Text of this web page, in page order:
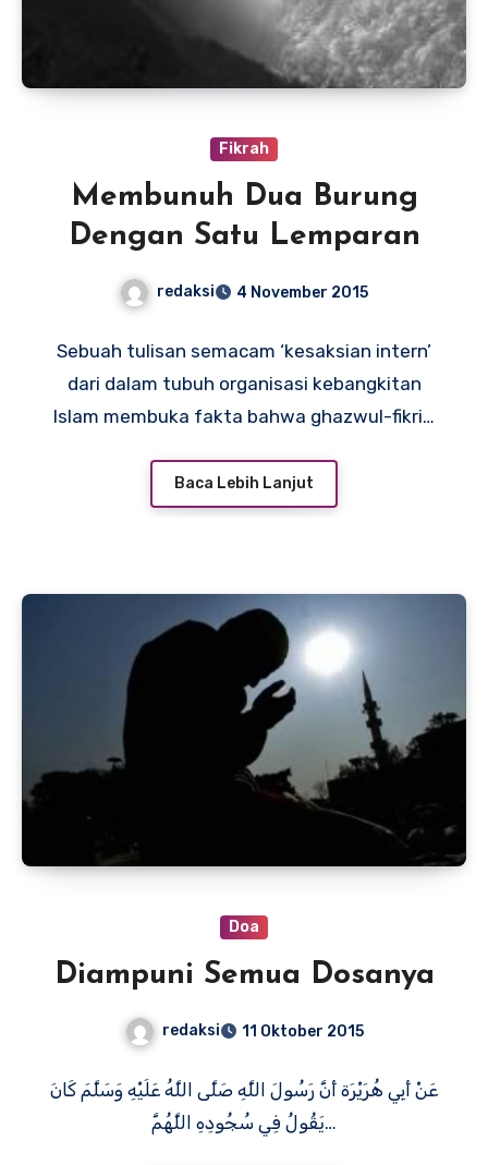
Fikrah
Membunuh Dua Burung
Dengan Satu Lemparan
redaksi 4 November 2015
Sebuah tulisan semacam ‘kesaksian intern’
dari dalam tubuh organisasi kebangkitan
Islam membuka fakta bahwa ghazwul-fikri…
Baca Lebih Lanjut
Doa
Diampuni Semua Dosanya
redaksi 11 Oktober 2015
عَنْ أَبِي هُرَيْرَة أَنَّ رَسُولَ اللَّهِ صَلَّى اللَّهُ عَلَيْهِ وَسَلَّمَ كَانَ
يَقُولُ فِي سُجُودِهِ اللَّهُمَّ…